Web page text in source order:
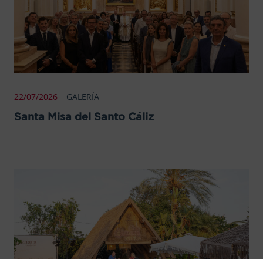
22/07/2026 GALERÍA
Santa Misa del Santo Cáliz